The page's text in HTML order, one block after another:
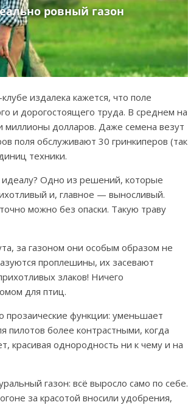
издалека кажется, что поле
и дорогостоящего труда. В среднем на
миллионы долларов. Даже семена везут
поля обслуживают 30 гринкиперов (так
техники.
идеалу? Одно из решений, которые
и, главное — выносливый.
можно без опаски. Такую траву
за газоном они особым образом не
проплешины, их засевают
злаков! Ничего
для птиц.
функции: уменьшает
пилотов более контрастными, когда
красивая однородность ни к чему и на
газон: всё выросло само по себе.
за красотой вносили удобрения,